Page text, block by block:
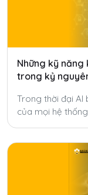
Những kỹ năng
trong kỷ
Trong thời đại AI
của mọi hệ